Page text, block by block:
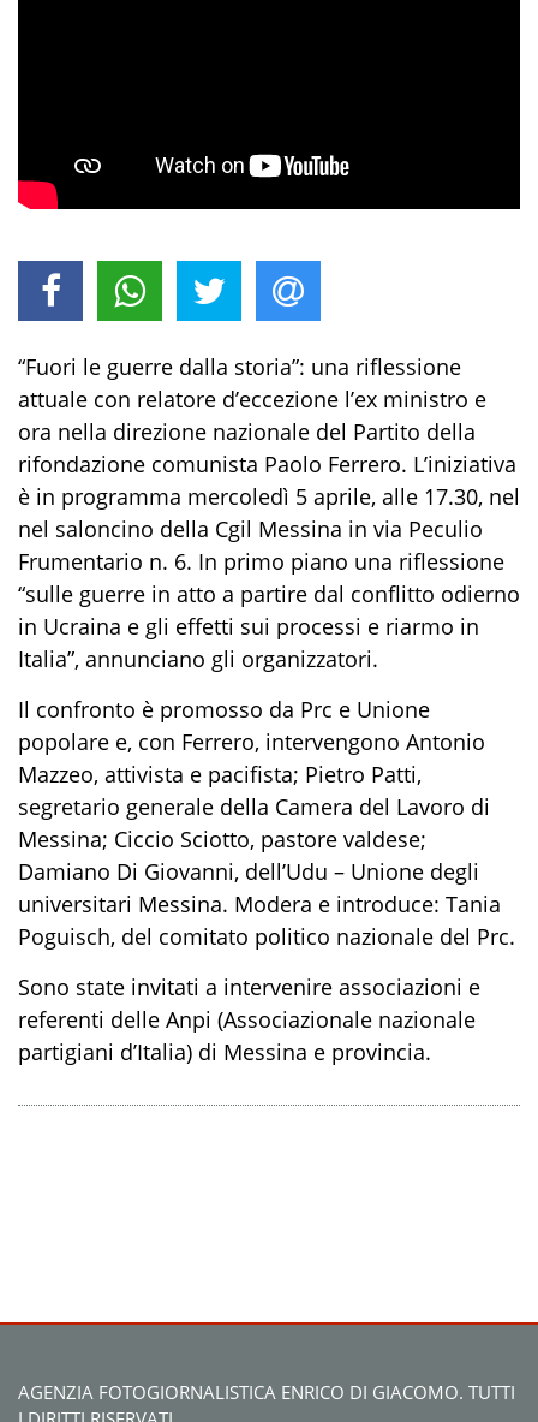
“Fuori le guerre dalla storia”: una riflessione
attuale con relatore d’eccezione l’ex ministro e
ora nella direzione nazionale del Partito della
rifondazione comunista Paolo Ferrero. L’iniziativa
è in programma mercoledì 5 aprile, alle 17.30, nel
nel saloncino della Cgil Messina in via Peculio
Frumentario n. 6. In primo piano una riflessione
“sulle guerre in atto a partire dal conflitto odierno
in Ucraina e gli effetti sui processi e riarmo in
Italia”, annunciano gli organizzatori.
Il confronto è promosso da Prc e Unione
popolare e, con Ferrero, intervengono Antonio
Mazzeo, attivista e pacifista; Pietro Patti,
segretario generale della Camera del Lavoro di
Messina; Ciccio Sciotto, pastore valdese;
Damiano Di Giovanni, dell’Udu – Unione degli
universitari Messina. Modera e introduce: Tania
Poguisch, del comitato politico nazionale del Prc.
Sono state invitati a intervenire associazioni e
referenti delle Anpi (Associazionale nazionale
partigiani d’Italia) di Messina e provincia.
AGENZIA FOTOGIORNALISTICA ENRICO DI GIACOMO. TUTTI